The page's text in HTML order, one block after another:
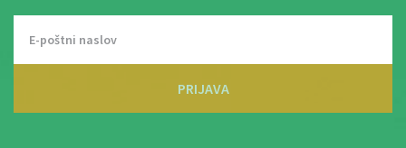
PRIJAVA